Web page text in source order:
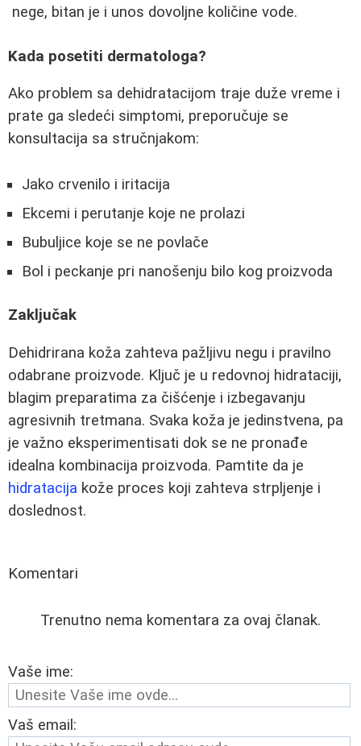
nege, bitan je i unos dovoljne količine vode.
Kada posetiti dermatologa?
Ako problem sa dehidratacijom traje duže vreme i
prate ga sledeći simptomi, preporučuje se
konsultacija sa stručnjakom:
Jako crvenilo i iritacija
Ekcemi i perutanje koje ne prolazi
Bubuljice koje se ne povlače
Bol i peckanje pri nanošenju bilo kog proizvoda
Zaključak
Dehidrirana koža zahteva pažljivu negu i pravilno
odabrane proizvode. Ključ je u redovnoj hidrataciji,
blagim preparatima za čišćenje i izbegavanju
agresivnih tretmana. Svaka koža je jedinstvena, pa
je važno eksperimentisati dok se ne pronađe
idealna kombinacija proizvoda. Pamtite da je
hidratacija kože proces koji zahteva strpljenje i
doslednost.
Komentari
Trenutno nema komentara za ovaj članak.
Vaše ime:
Vaš email: